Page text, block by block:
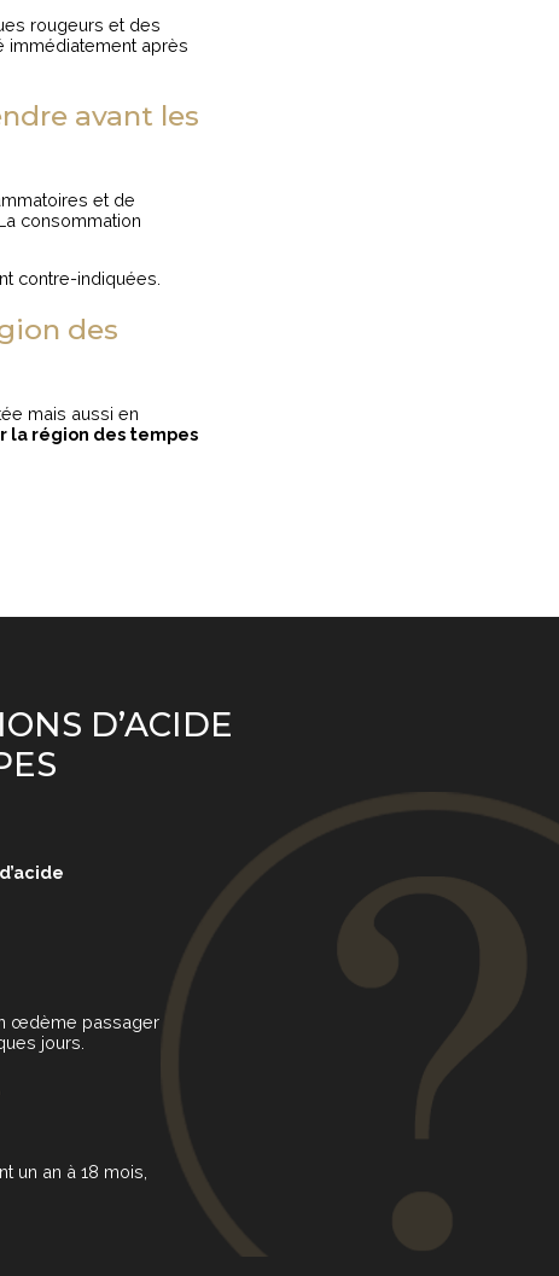
rougeurs et des
immédiatement après
avant les
et de
consommation
contre-indiquées.
des
mais aussi en
la région des tempes
D’ACIDE
œdème passager
jours.
un an à 18 mois,